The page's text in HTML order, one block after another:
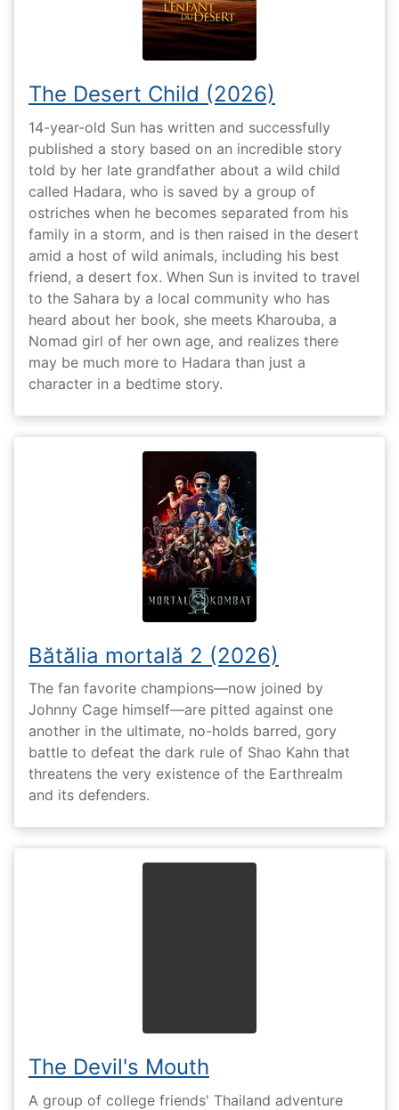
The Desert Child (2026)
14-year-old Sun has written and successfully
published a story based on an incredible story
told by her late grandfather about a wild child
called Hadara, who is saved by a group of
ostriches when he becomes separated from his
family in a storm, and is then raised in the desert
amid a host of wild animals, including his best
friend, a desert fox. When Sun is invited to travel
to the Sahara by a local community who has
heard about her book, she meets Kharouba, a
Nomad girl of her own age, and realizes there
may be much more to Hadara than just a
character in a bedtime story.
Bătălia mortală 2 (2026)
The fan favorite champions—now joined by
Johnny Cage himself—are pitted against one
another in the ultimate, no-holds barred, gory
battle to defeat the dark rule of Shao Kahn that
threatens the very existence of the Earthrealm
and its defenders.
The Devil's Mouth
A group of college friends' Thailand adventure